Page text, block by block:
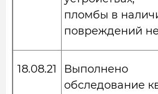
пломбы в
повреждений
18.08.21
Выполнено
обследование